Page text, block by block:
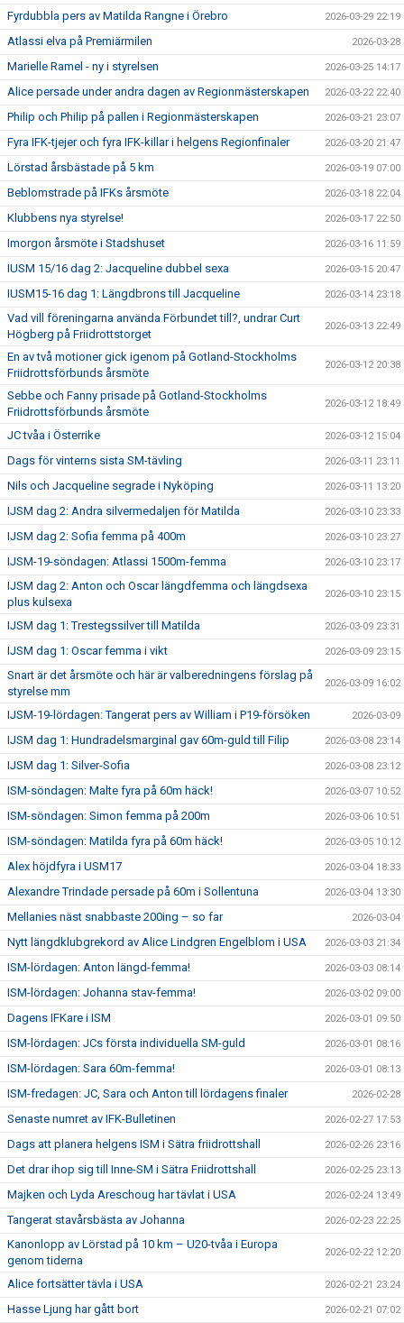
Fyrdubbla pers av Matilda Rangne i Örebro 2026-03-29 22:19
Atlassi elva på Premiärmilen 2026-03-28
Marielle Ramel - ny i styrelsen 2026-03-25 14:17
Alice persade under andra dagen av Regionmästerskapen 2026-03-22 22:40
Philip och Philip på pallen i Regionmästerskapen 2026-03-21 23:07
Fyra IFK-tjejer och fyra IFK-killar i helgens Regionfinaler 2026-03-20 21:47
Lörstad årsbästade på 5 km 2026-03-19 07:00
Beblomstrade på IFKs årsmöte 2026-03-18 22:04
Klubbens nya styrelse! 2026-03-17 22:50
Imorgon årsmöte i Stadshuset 2026-03-16 11:59
IUSM 15/16 dag 2: Jacqueline dubbel sexa 2026-03-15 20:47
IUSM15-16 dag 1: Längdbrons till Jacqueline 2026-03-14 23:18
Vad vill föreningarna använda Förbundet till?, undrar Curt
Högberg på Friidrottstorget
2026-03-13 22:49
En av två motioner gick igenom på Gotland-Stockholms
Friidrottsförbunds årsmöte
2026-03-12 20:38
Sebbe och Fanny prisade på Gotland-Stockholms
Friidrottsförbunds årsmöte
2026-03-12 18:49
JC tvåa i Österrike 2026-03-12 15:04
Dags för vinterns sista SM-tävling 2026-03-11 23:11
Nils och Jacqueline segrade i Nyköping 2026-03-11 13:20
IJSM dag 2: Andra silvermedaljen för Matilda 2026-03-10 23:33
IJSM dag 2: Sofia femma på 400m 2026-03-10 23:27
IJSM-19-söndagen: Atlassi 1500m-femma 2026-03-10 23:17
IJSM dag 2: Anton och Oscar längdfemma och längdsexa
plus kulsexa
2026-03-10 23:15
IJSM dag 1: Trestegssilver till Matilda 2026-03-09 23:31
IJSM dag 1: Oscar femma i vikt 2026-03-09 23:15
Snart är det årsmöte och här är valberedningens förslag på
styrelse mm
2026-03-09 16:02
IJSM-19-lördagen: Tangerat pers av William i P19-försöken 2026-03-09
IJSM dag 1: Hundradelsmarginal gav 60m-guld till Filip 2026-03-08 23:14
IJSM dag 1: Silver-Sofia 2026-03-08 23:12
ISM-söndagen: Malte fyra på 60m häck! 2026-03-07 10:52
ISM-söndagen: Simon femma på 200m 2026-03-06 10:51
ISM-söndagen: Matilda fyra på 60m häck! 2026-03-05 10:12
Alex höjdfyra i USM17 2026-03-04 18:33
Alexandre Trindade persade på 60m i Sollentuna 2026-03-04 13:30
Mellanies näst snabbaste 200ing – so far 2026-03-04
Nytt längdklubgrekord av Alice Lindgren Engelblom i USA 2026-03-03 21:34
ISM-lördagen: Anton längd-femma! 2026-03-03 08:14
ISM-lördagen: Johanna stav-femma! 2026-03-02 09:00
Dagens IFKare i ISM 2026-03-01 09:50
ISM-lördagen: JCs första individuella SM-guld 2026-03-01 08:16
ISM-lördagen: Sara 60m-femma! 2026-03-01 08:13
ISM-fredagen: JC, Sara och Anton till lördagens finaler 2026-02-28
Senaste numret av IFK-Bulletinen 2026-02-27 17:53
Dags att planera helgens ISM i Sätra friidrottshall 2026-02-26 23:16
Det drar ihop sig till Inne-SM i Sätra Friidrottshall 2026-02-25 23:13
Majken och Lyda Areschoug har tävlat i USA 2026-02-24 13:49
Tangerat stavårsbästa av Johanna 2026-02-23 22:25
Kanonlopp av Lörstad på 10 km – U20-tvåa i Europa
genom tiderna
2026-02-22 12:20
Alice fortsätter tävla i USA 2026-02-21 23:24
Hasse Ljung har gått bort 2026-02-21 07:02